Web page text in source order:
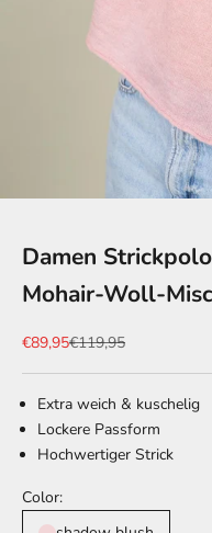
Damen
Mohair-Woll-
Angebot
€89,95Regulärer Preis
€119,95
Extra weich & kuschelig
Lockere Passform
Hochwertiger Strick
Color: